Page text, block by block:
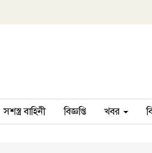
সশস্ত্র বাহিনী বিজ্ঞপ্তি খবর